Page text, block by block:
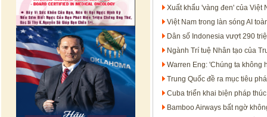
Xuất khẩu 'vàng đen' của Việt
Việt Nam trong làn sóng AI
Dân số Indonesia vượt 290
Ngành Trí tuệ Nhân tạo của
Warren Eng: 'Chúng ta không
Trung Quốc đề ra mục tiêu
Cuba triển khai biện pháp
Bamboo Airways bất ngờ